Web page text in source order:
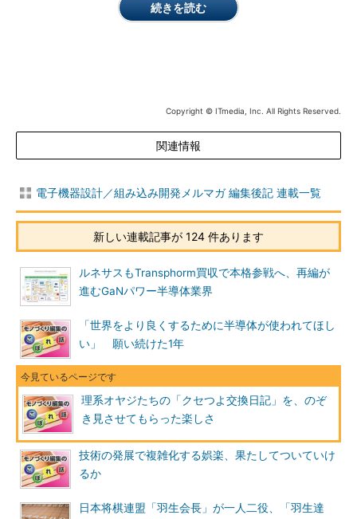
続きを読む
Copyright © ITmedia, Inc. All Rights Reserved.
関連情報
電子機器設計／組み込み開発メルマガ 編集後記 連載一覧
新しい連載記事が 124 件あります
ルネサスもTransphorm買収で本格参戦へ、再編が
進むGaNパワー半導体業界
「世界をより良くするために半導体が使われてほし
い」 願い続けた1年
理系オヤジたちの「クセつよ交換日記」を、のぞ
き見させてもらった楽しさ
技術の発展で複雑化する娯楽、果たしてついていけ
るか
日本将棋連盟「羽生会長」が一人二役、「羽生達